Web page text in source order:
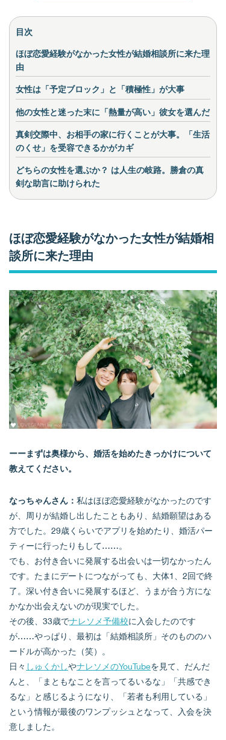
目次
ほぼ恋愛経験がなかった女性が結婚相談所に来た理
由
女性は「予定ブロック」と「積極性」が大事
他の女性と迷った末に「熱量が高い」彼女を選んだ
真剣交際中、お相手の家に行くことが大事。「生活
のくせ」を受容できるかがカギ
どちらの女性を選ぶか？ は人生の岐路。勝倉の真
剣な助言に助けられた
ほぼ恋愛経験がなかった女性が結婚相
談所に来た理由
ーーまずは奥様から、婚活を始めたきっかけについて
教えてください。
なっちゃんさん： 私はほぼ恋愛経験がなかったのです
が、周りが結婚し出したこともあり、結婚願望はある
方でした。29歳くらいでアプリを始めたり、婚活パー
ティーに行ったりもして……。
でも、お付き合いに発展する出会いは一切なかったん
です。たまにデートにつながっても、大体1、2回で終
了。深い付き合いに発展するほど、うまが合う方にな
かなか出会えないのが現実でした。
その後、33歳でナレソメ予備校に入会したのです
が……やっぱり、最初は「結婚相談所」そのもののハ
ードルが高かった（笑）。
日々 しゅくかしやナレソメのYouTubeを見て、だんだ
んと、「まともなことを言ってるいるな」「共感でき
るな」と感じるようになり、「若者も利用している」
という情報が最後のワンプッシュとなって、入会を決
意しました。